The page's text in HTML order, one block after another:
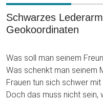
Schwarzes
Geokoordinaten
Was soll man seinem
Was schenkt man seinem
Frauen tun sich schwer
Doch das muss nicht sein,